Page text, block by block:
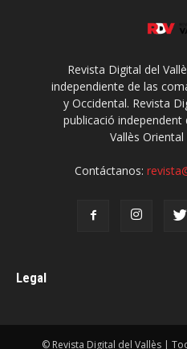
Revista Digital del
independiente de las
y Occidental. Revista
publicació
Vallès
Contáctanos:
Legal
© Revista Digital del Vallès |